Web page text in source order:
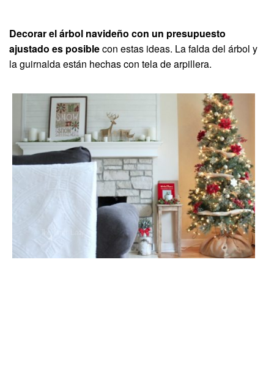
Decorar el árbol navideño con un presupuesto
ajustado es posiblecon estas ideas. La falda del árbol y
la guirnalda están hechas con tela de arpillera.